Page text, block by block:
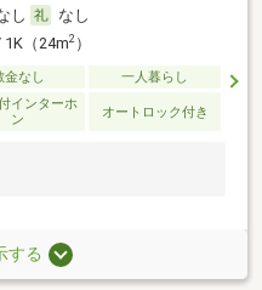
し
なし
1K（24m2）
金なし 一人暮らし
インターホ
ン
オートロック付き
する